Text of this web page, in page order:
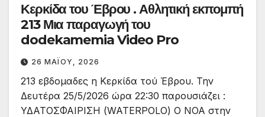
Κερκίδα του Έβρου . Αθλητική εκπομπή
213 Μια παραγωγή του
dodekamemia Video Pro
26 ΜΑΪ́ΟΥ, 2026
213 εβδομαδες η Κερκίδα τού Έβρου. Την
Δευτέρα 25/5/2026 ώρα 22:30 παρουσιάζει :
ΥΔΑΤΟΣΦΑΙΡΙΣΗ (WATERPOLO) Ο ΝΟΑ στην